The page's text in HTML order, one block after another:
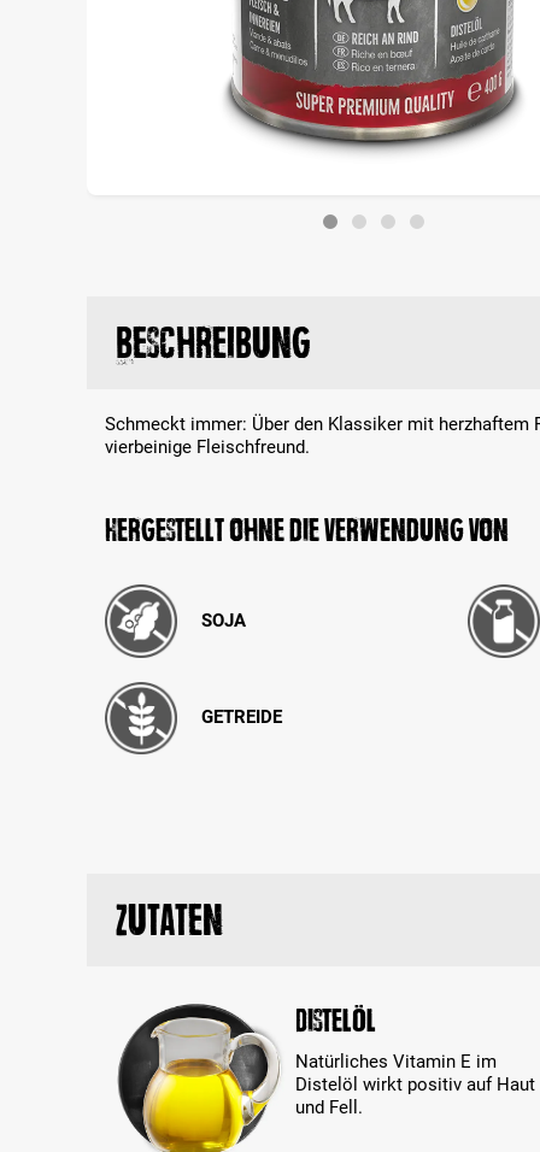
Beschreibung
Schmeckt immer: Über den Klassiker mit herzhaftem
vierbeinige Fleischfreund.
Hergestellt ohne die Verwendung von
SOJA
GETREIDE
Zutaten
Distelöl
Natürliches Vitamin E im
Distelöl wirkt positiv auf Haut
und Fell.